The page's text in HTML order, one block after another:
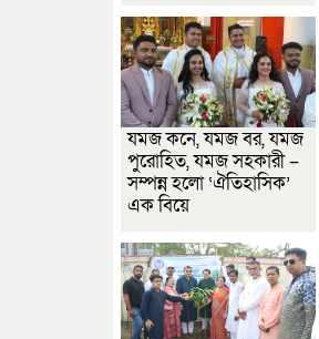
যমজ কনে, যমজ বর, যমজ
পুরোহিত, যমজ সহকারী –
সম্পন্ন হলো ‘ঐতিহাসিক’
এক বিয়ে